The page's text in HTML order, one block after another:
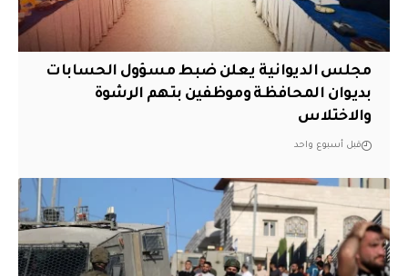
مجلس الديوانية يعلن ضبط مسؤول الحسابات
بديوان المحافظة وموظفين بتهم الرشوة
والاختلاس
قبل أسبوع واحد